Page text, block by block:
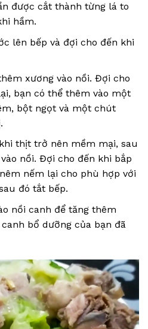
được cắt thành từng lá to
hầm.
lên bếp và đợi cho đến khi
xương vào nồi. Đợi cho
bạn có thể thêm vào một
bột ngọt và một chút
thịt trở nên mềm mại, sau
nồi. Đợi cho đến khi bắp
nếm lại cho phù hợp với
đó tắt bếp.
nồi canh để tăng thêm
bổ dưỡng của bạn đã